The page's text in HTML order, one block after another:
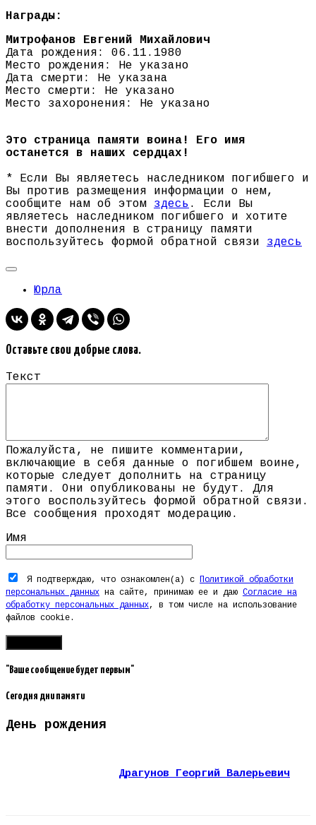
Награды:
Митрофанов Евгений Михайлович
Дата рождения: 06.11.1980
Место рождения: Не указано
Дата смерти: Не указана
Место смерти: Не указано
Место захоронения: Не указано
Это страница памяти воина! Его имя
останется в наших сердцах!
* Если Вы являетесь наследником погибшего и
Вы против размещения информации о нем,
сообщите нам об этом здесь . Если Вы
являетесь наследником погибшего и хотите
внести дополнения в страницу памяти
воспользуйтесь формой обратной связи здесь
Юрла
Оставьте свои добрые слова.
Текст
Пожалуйста, не пишите комментарии,
включающие в себя данные о погибшем воине,
которые следует дополнить на страницу
памяти. Они опубликованы не будут. Для
этого воспользуйтесь формой обратной связи.
Все сообщения проходят модерацию.
Имя
Я подтверждаю, что ознакомлен(а) с
Политикой обработки
персональных данных на сайте, принимаю ее и даю Согласие на
обработку персональных данных, в том числе на использование
файлов cookie.
"Ваше сообщение будет первым"
Сегодня дни памяти
День рождения
Драгунов Георгий Валерьевич